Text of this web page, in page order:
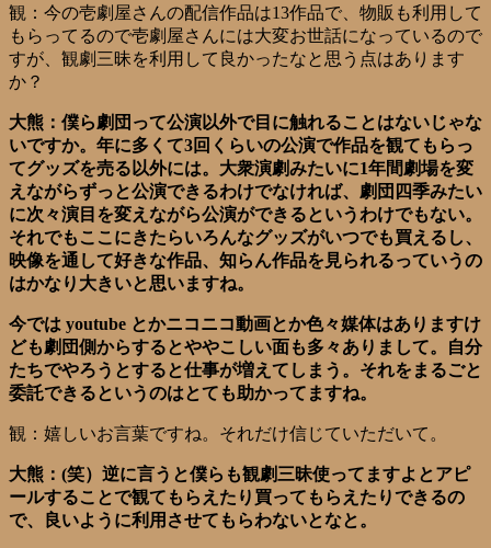
観：今の壱劇屋さんの配信作品は13作品で、物販も利用して
もらってるので壱劇屋さんには大変お世話になっているので
すが、観劇三昧を利用して良かったなと思う点はあります
か？
大熊：僕ら劇団って公演以外で目に触れることはないじゃな
いですか。年に多くて3回くらいの公演で作品を観てもらっ
てグッズを売る以外には。大衆演劇みたいに1年間劇場を変
えながらずっと公演できるわけでなければ、劇団四季みたい
に次々演目を変えながら公演ができるというわけでもない。
それでもここにきたらいろんなグッズがいつでも買えるし、
映像を通して好きな作品、知らん作品を見られるっていうの
はかなり大きいと思いますね。
今では youtube とかニコニコ動画とか色々媒体はありますけ
ども劇団側からするとややこしい面も多々ありまして。自分
たちでやろうとすると仕事が増えてしまう。それをまるごと
委託できるというのはとても助かってますね。
観：嬉しいお言葉ですね。それだけ信じていただいて。
大熊：(笑）逆に言うと僕らも観劇三昧使ってますよとアピ
ールすることで観てもらえたり買ってもらえたりできるの
で、良いように利用させてもらわないとなと。